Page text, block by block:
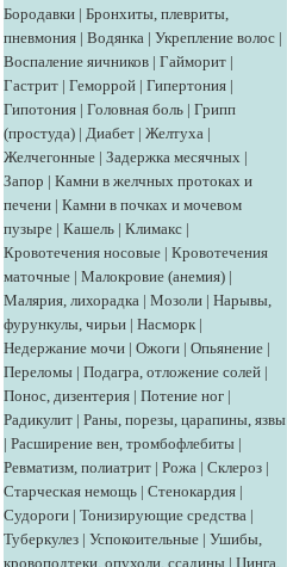
Бородавки | Бронхиты, плевриты,
пневмония | Водянка | Укрепление волос |
Воспаление яичников | Гайморит |
Гастрит | Геморрой | Гипертония |
Гипотония | Головная боль | Грипп
(простуда) | Диабет | Желтуха |
Желчегонные | Задержка месячных |
Запор | Камни в желчных протоках и
печени | Камни в почках и мочевом
пузыре | Кашель | Климакс |
Кровотечения носовые | Кровотечения
маточные | Малокровие (анемия) |
Малярия, лихорадка | Мозоли | Нарывы,
фурункулы, чирьи | Насморк |
Недержание мочи | Ожоги | Опьянение |
Переломы | Подагра, отложение солей |
Понос, дизентерия | Потение ног |
Радикулит | Раны, порезы, царапины, язвы
| Расширение вен, тромбофлебиты |
Ревматизм, полиатрит | Рожа | Склероз |
Старческая немощь | Стенокардия |
Судороги | Тонизирующие средства |
Туберкулез | Успокоительные | Ушибы,
кровоподтеки, опухоли, ссадины | Цинга,